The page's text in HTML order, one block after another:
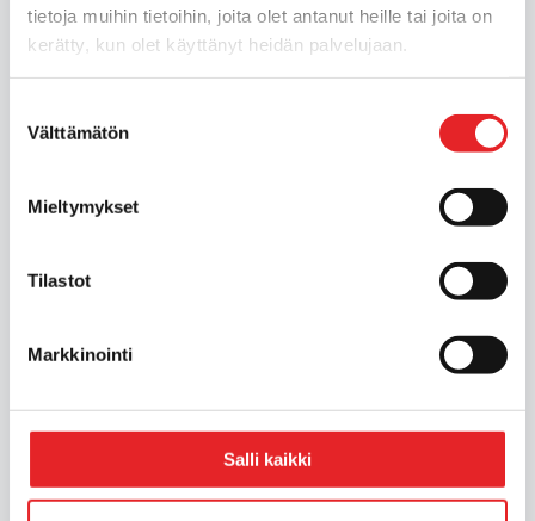
tietoja muihin tietoihin, joita olet antanut heille tai joita on
kerätty, kun olet käyttänyt heidän palvelujaan.
valinta
Välttämätön
Mieltymykset
Tilastot
Markkinointi
Salli kaikki
Katariina Närhi